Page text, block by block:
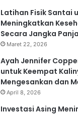
Latihan Fisik Santai
Meningkatkan
Secara Jangka
Maret 22, 2026
Ayah Jennifer
untuk Keempat
Mengesankan dan
April 8, 2026
Investasi Asing